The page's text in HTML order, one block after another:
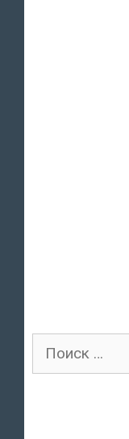
Поиск